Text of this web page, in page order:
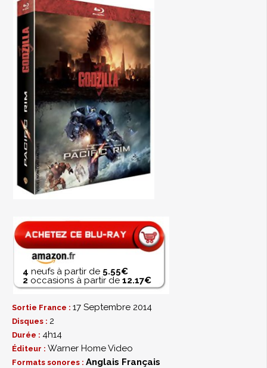
4 neufs à partir de 5.55€
2 occasions à partir de 12.17€
Sortie France : 17 Septembre 2014
Disques : 2
Durée : 4h14
Éditeur : Warner Home Video
Formats sonores : Anglais Français